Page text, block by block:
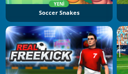
YENI
Soccer Snakes